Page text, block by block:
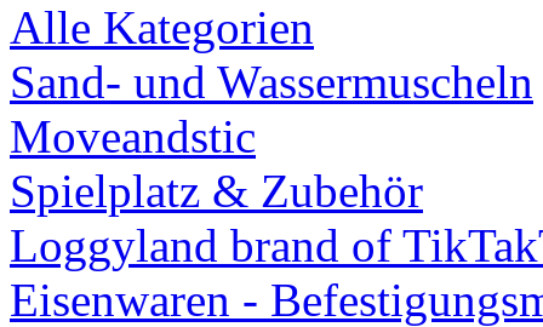
Alle Kategorien
Sand- und Wassermuscheln
Moveandstic
Spielplatz & Zubehör
Loggyland brand of
Eisenwaren -